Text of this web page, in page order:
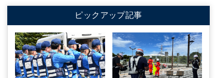
ピックアップ記事